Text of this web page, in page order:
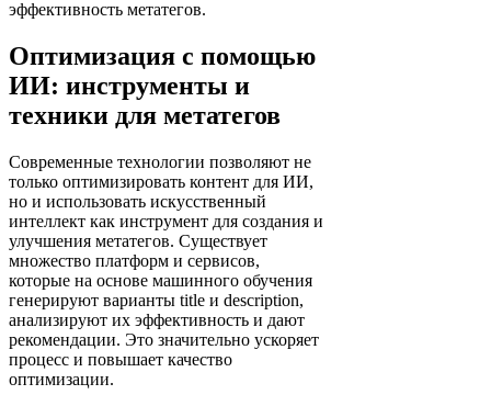
эффективность метатегов.
Оптимизация с помощью
ИИ: инструменты и
техники для метатегов
Современные технологии позволяют не
только оптимизировать контент для ИИ,
но и использовать искусственный
интеллект как инструмент для создания и
улучшения метатегов. Существует
множество платформ и сервисов,
которые на основе машинного обучения
генерируют варианты title и description,
анализируют их эффективность и дают
рекомендации. Это значительно ускоряет
процесс и повышает качество
оптимизации.